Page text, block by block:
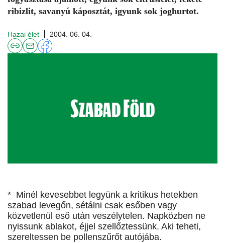
ribizlit, savanyú káposztát, igyunk sok joghurtot.
Hazai élet 2004. 06. 04.
* Minél kevesebbet legyünk a kritikus hetekben
szabad levegőn, sétálni csak esőben vagy
közvetlenül eső után veszélytelen. Napközben ne
nyissunk ablakot, éjjel szellőztessünk. Aki teheti,
szereltessen be pollenszűrőt autójába.